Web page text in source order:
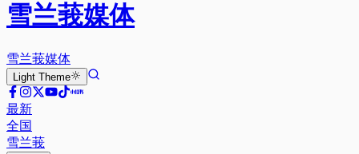
雪兰莪媒体
雪兰莪媒体
Light Theme
最新
全国
雪兰莪